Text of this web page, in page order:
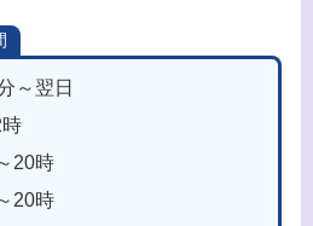
～翌日
20時
20時